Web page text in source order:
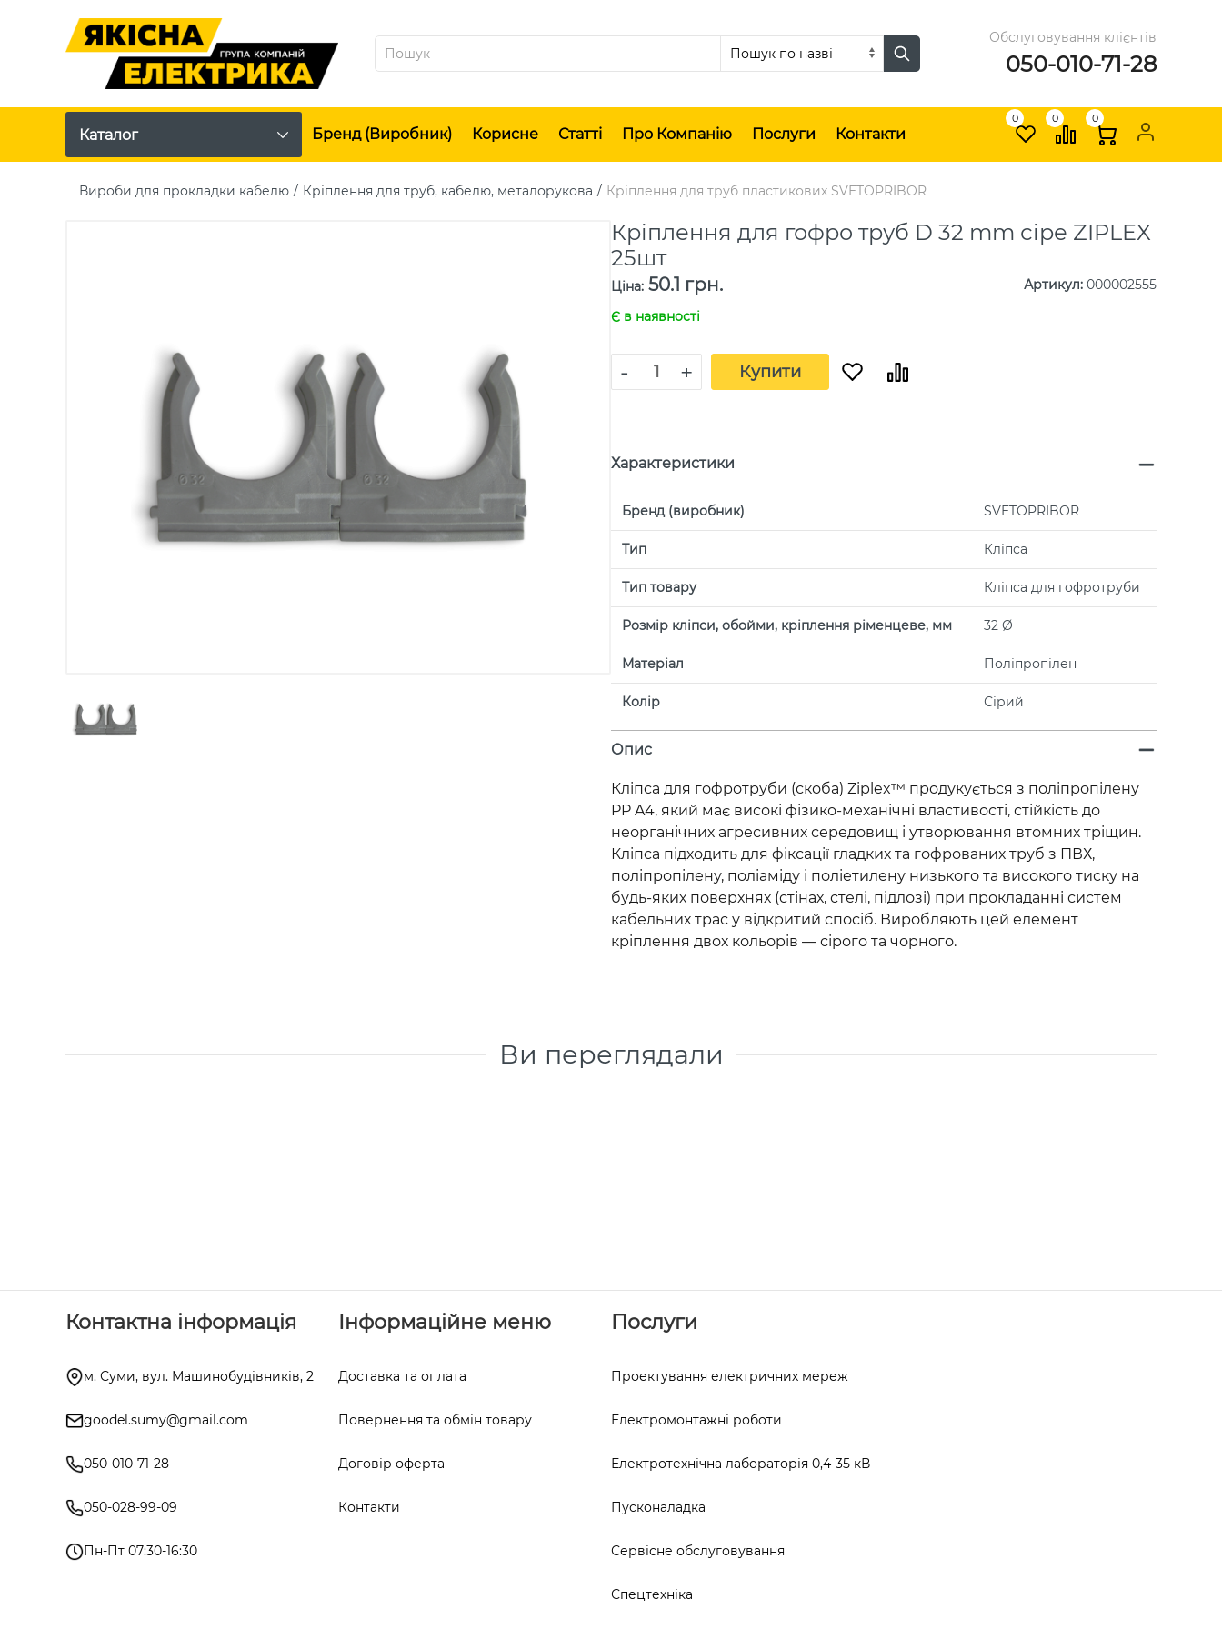
Обслуговування клієнтів
050-010-71-28
Каталог Бренд (виробник) Корисне Статті Про Компанію Послуги Контакти
0 0 0
Вироби для прокладки кабелю Кріплення для труб, кабелю, металорукова Кріплення для труб пластикових SVETOPRIBOR
Кріплення для гофро труб D 32 mm сіре ZIPLEX
25шт
Ціна: 50.1 грн. Артикул: 000002555
Є в наявності
- + Купити
Характеристики
Бренд (виробник) SVETOPRIBOR
Тип Кліпса
Тип товару Кліпса для гофротруби
Розмір кліпси, обойми, кріплення ріменцеве, мм 32 Ø
Матеріал Поліпропілен
Колір Сірий
Опис
Кліпса для гофротруби (скоба) Ziplex™ продукується з поліпропілену
PP A4, який має високі фізико-механічні властивості, стійкість до
неорганічних агресивних середовищ і утворювання втомних тріщин.
Кліпса підходить для фіксації гладких та гофрованих труб з ПВХ,
поліпропілену, поліаміду і поліетилену низького та високого тиску на
будь-яких поверхнях (стінах, стелі, підлозі) при прокладанні систем
кабельних трас у відкритий спосіб. Виробляють цей елемент
кріплення двох кольорів — сірого та чорного.
Ви переглядали
Контактна інформація
м. Суми, вул. Машинобудівників, 2
goodel.sumy@gmail.com
050-010-71-28
050-028-99-09
Пн-Пт 07:30-16:30
Інформаційне меню
Доставка та оплата
Повернення та обмін товару
Договір оферта
Контакти
Послуги
Проектування електричних мереж
Електромонтажні роботи
Електротехнічна лабораторія 0,4-35 кВ
Пусконаладка
Сервісне обслуговування
Спецтехніка